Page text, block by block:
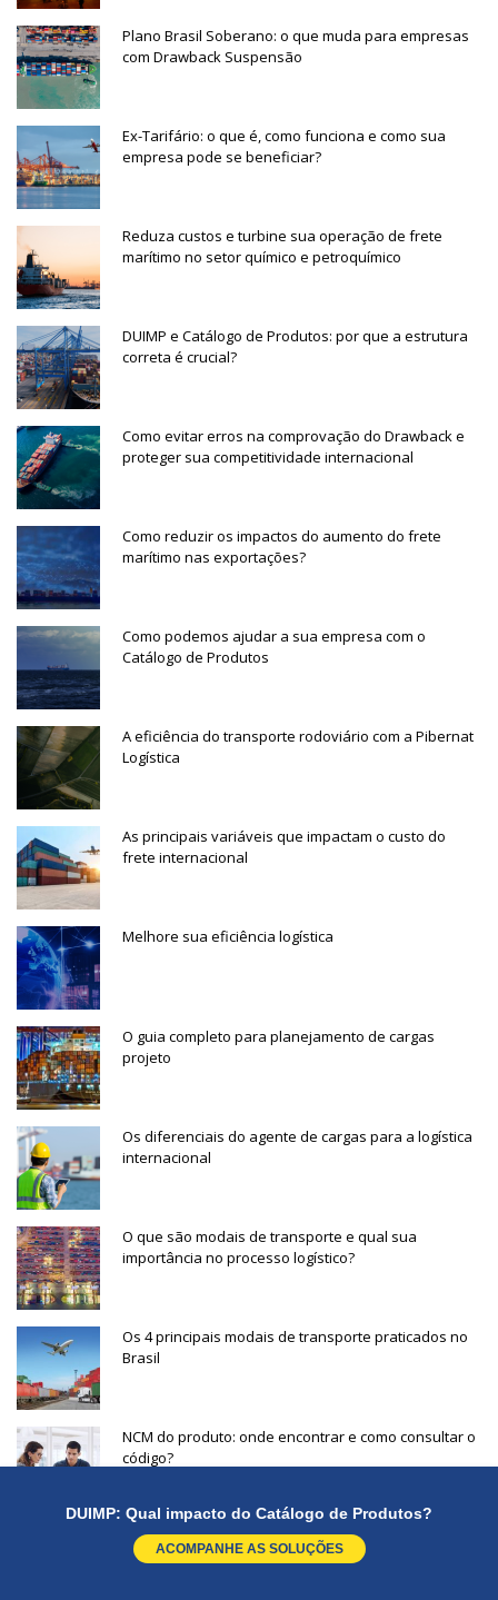
DUIMP: Qual impacto do Catálogo de Produtos?
ACOMPANHE AS SOLUÇÕES
Plano Brasil Soberano: o que muda para empresas
com Drawback Suspensão
Ex-Tarifário: o que é, como funciona e como sua
empresa pode se beneficiar?
Reduza custos e turbine sua operação de frete
marítimo no setor químico e petroquímico
DUIMP e Catálogo de Produtos: por que a estrutura
correta é crucial?
Como evitar erros na comprovação do Drawback e
proteger sua competitividade internacional
Como reduzir os impactos do aumento do frete
marítimo nas exportações?
Como podemos ajudar a sua empresa com o
Catálogo de Produtos
A eficiência do transporte rodoviário com a Pibernat
Logística
As principais variáveis que impactam o custo do
frete internacional
Melhore sua eficiência logística
O guia completo para planejamento de cargas
projeto
Os diferenciais do agente de cargas para a logística
internacional
O que são modais de transporte e qual sua
importância no processo logístico?
Os 4 principais modais de transporte praticados no
Brasil
NCM do produto: onde encontrar e como consultar o
código?
Como funciona as alfândegas no Brasil nos
processos de importação e exportação? Entenda no